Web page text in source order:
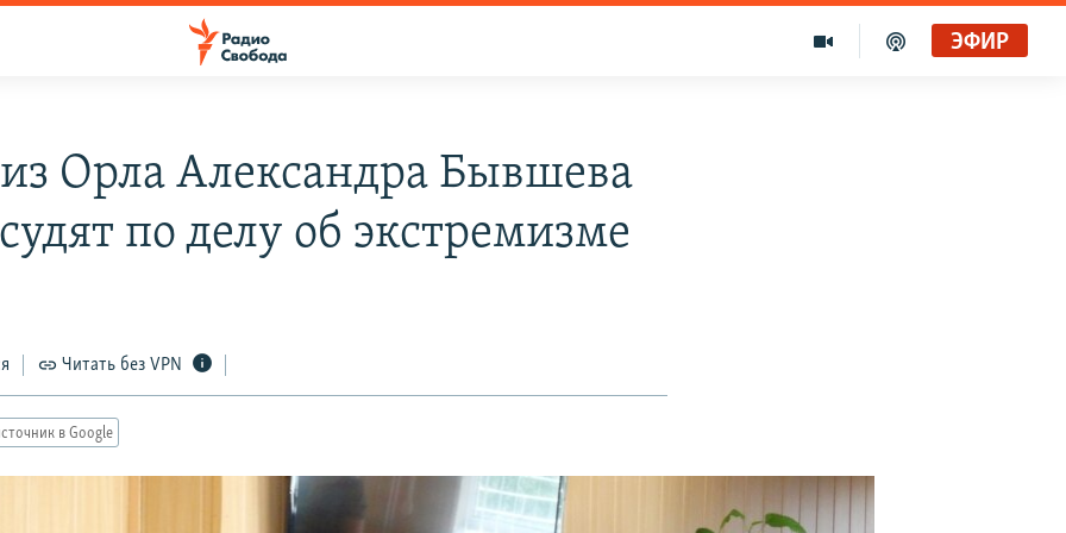
ЭФИР
Орла Александра Бывшева
по делу об экстремизме
Читать без VPN
в Google